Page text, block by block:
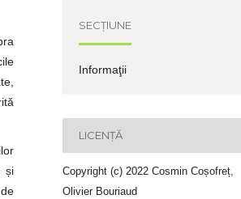
și
SECȚIUNE
Informaţii
LICENȚĂ
Copyright (c) 2022 Cosmin Coșofreț,
Olivier Bouriaud